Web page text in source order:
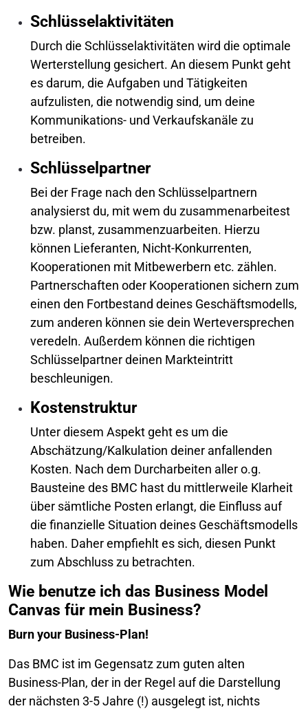
Schlüsselaktivitäten
Durch die Schlüsselaktivitäten wird die optimale
Werterstellung gesichert. An diesem Punkt geht
es darum, die Aufgaben und Tätigkeiten
aufzulisten, die notwendig sind, um deine
Kommunikations- und Verkaufskanäle zu
betreiben.
Schlüsselpartner
Bei der Frage nach den Schlüsselpartnern
analysierst du, mit wem du zusammenarbeitest
bzw. planst, zusammenzuarbeiten. Hierzu
können Lieferanten, Nicht-Konkurrenten,
Kooperationen mit Mitbewerbern etc. zählen.
Partnerschaften oder Kooperationen sichern zum
einen den Fortbestand deines Geschäftsmodells,
zum anderen können sie dein Werteversprechen
veredeln. Außerdem können die richtigen
Schlüsselpartner deinen Markteintritt
beschleunigen.
Kostenstruktur
Unter diesem Aspekt geht es um die
Abschätzung/Kalkulation deiner anfallenden
Kosten. Nach dem Durcharbeiten aller o.g.
Bausteine des BMC hast du mittlerweile Klarheit
über sämtliche Posten erlangt, die Einfluss auf
die finanzielle Situation deines Geschäftsmodells
haben. Daher empfiehlt es sich, diesen Punkt
zum Abschluss zu betrachten.
Wie benutze ich das Business Model
Canvas für mein Business?
Burn your Business-Plan!
Das BMC ist im Gegensatz zum guten alten
Business-Plan, der in der Regel auf die Darstellung
der nächsten 3-5 Jahre (!) ausgelegt ist, nichts